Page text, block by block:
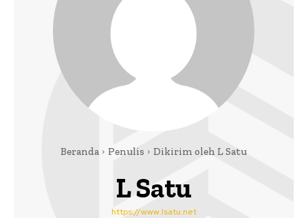
Beranda Penulis Dikirim oleh L Satu
L Satu
https://www.lsatu.net